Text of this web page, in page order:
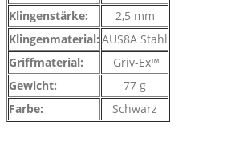
Klingenstärke:
2,5 mm
Klingenmaterial: AUS8A Stahl
Griffmaterial:
Griv-Ex™
Gewicht:
77 g
Farbe:
Schwarz